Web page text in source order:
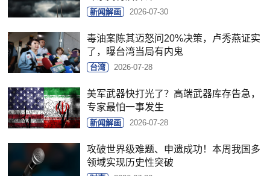
新闻解画 2026-07-30
毒油案陈其迈怒问20%决策，卢秀燕证实
了，曝台湾当局有内鬼
台湾 2026-07-28
美军武器快打光了？高端武器库存告急，
专家最怕一事发生
新闻解画 2026-07-28
攻破世界级难题、申遗成功！本周我国多
领域实现历史性突破